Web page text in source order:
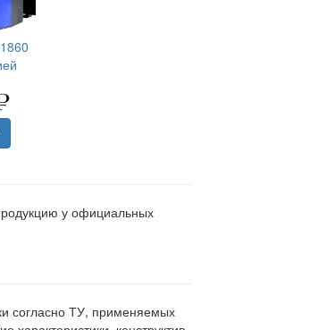
у официальных
согласно ТУ, применяемых